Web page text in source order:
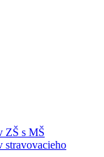
ZŠ s MŠ
stravovacieho